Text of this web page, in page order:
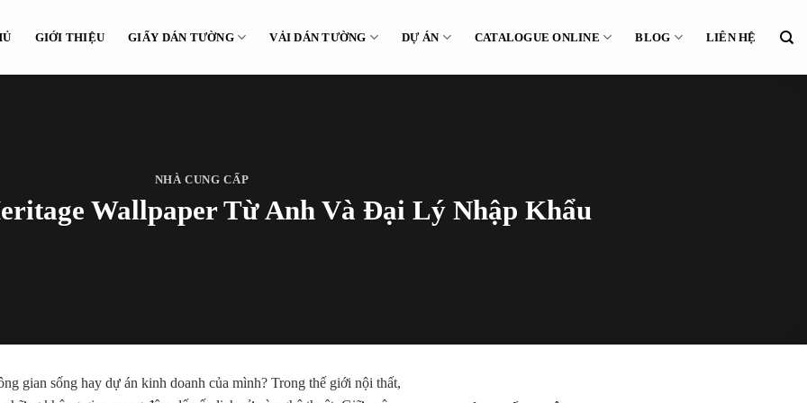
GIỚI THIỆU GIẤY DÁN TƯỜNG VẢI DÁN TƯỜNG DỰ ÁN CATALOGUE ONLINE BLOG LIÊN HỆ
NHÀ CUNG CẤP
Wallpaper Từ Anh Và Đại Lý Nhập Khẩu
gian sống hay dự án kinh doanh của mình? Trong thế giới nội thất,